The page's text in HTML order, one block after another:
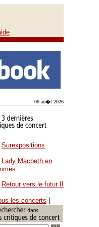
06 ao�t 2026
Surexpositions
Lady Macbeth en
Retour vers le futur II
les concerts ]